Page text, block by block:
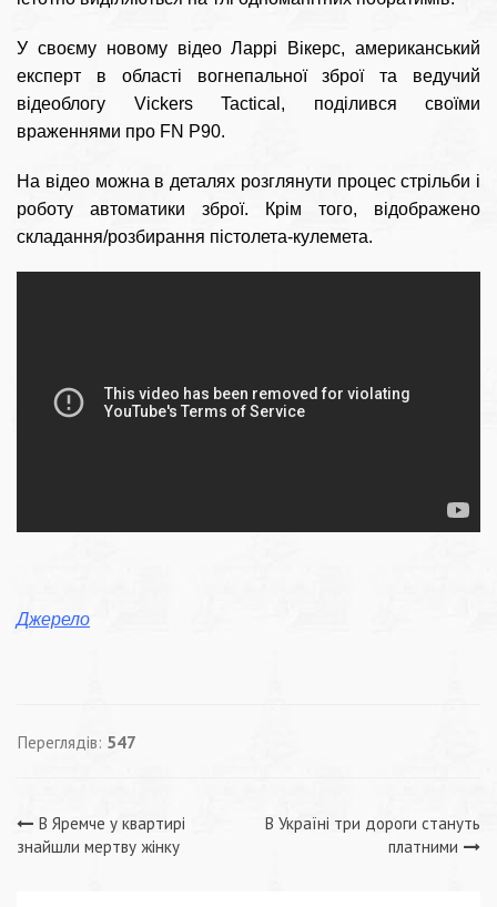
У своєму новому відео Ларрі Вікерс, американський
експерт в області вогнепальної зброї та ведучий
відеоблогу Vickers Tactical, поділився своїми
враженнями про FN P90.
На відео можна в деталях розглянути процес стрільби і
роботу автоматики зброї. Крім того, відображено
складання/розбирання пістолета-кулемета.
Джерело
Переглядів: 547
Навігація
В Яремче у квартирі
знайшли мертву жінку
В Україні три дороги стануть
платними